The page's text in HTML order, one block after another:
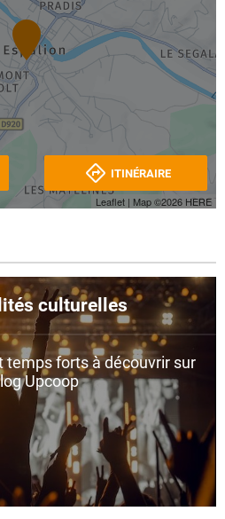
Leaflet | Map ©2026 HERE
ITINÉRAIRE
culturelles
temps forts à découvrir sur
Upcoop